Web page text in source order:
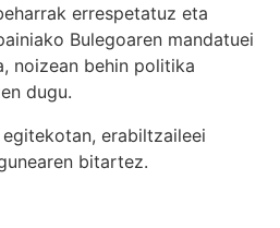
errespetatuz eta
Bulegoaren mandatuei
noizean behin politika
dugu.
erabiltzaileei
bitartez.